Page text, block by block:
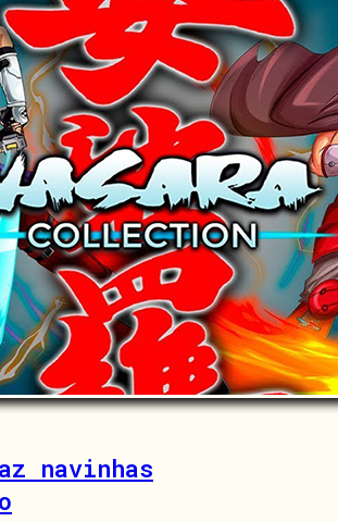
navinhas